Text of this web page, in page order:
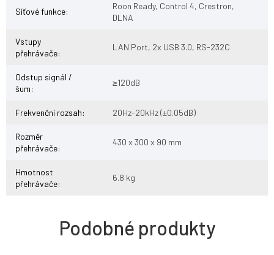
Síťové funkce:
Roon Ready, Control 4, Crestron,
DLNA
Vstupy
přehrávače:
LAN Port, 2x USB 3.0, RS-232C
Odstup signál /
šum:
≥120dB
Frekvenční rozsah: 20Hz-20kHz (±0.05dB)
Rozměr
přehrávače:
430 x 300 x 90 mm
Hmotnost
přehrávače:
6.8 kg